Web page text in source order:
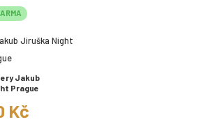
Jakub
Prague
Kč